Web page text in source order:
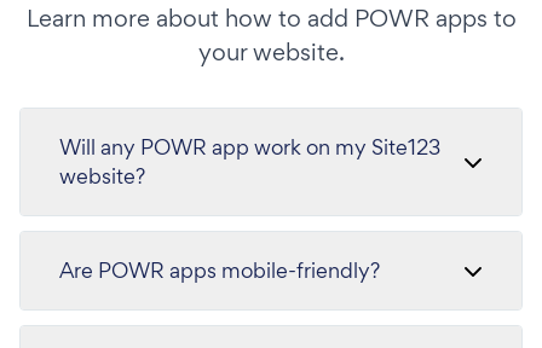
Learn more about how to add POWR apps to
your website.
Will any POWR app work on my Site123
website?
Are POWR apps mobile-friendly?